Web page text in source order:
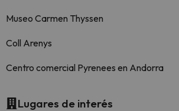
Museo Carmen Thyssen
Coll Arenys
Centro comercial Pyrenees en Andorra
Lugares de interés